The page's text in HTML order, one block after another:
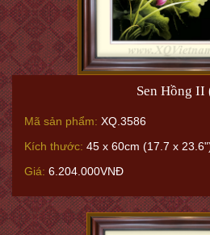
Sen Hồng II
Mã sản phẩm: XQ.3586
Kích thước: 45 x 60cm (17.7 x
Giá: 6.204.000VNĐ